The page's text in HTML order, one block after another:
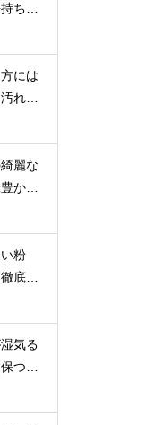
ちさ
には
れを
る技
麗な
かな
粉
底解
気る
つ裏